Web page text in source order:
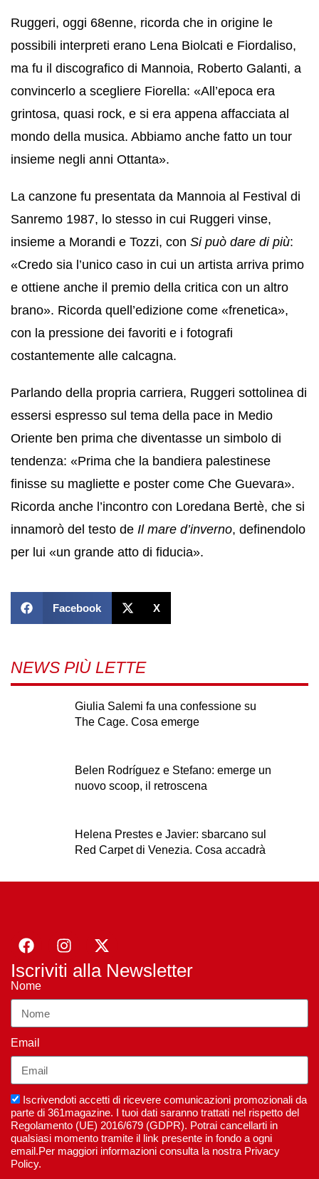
Ruggeri, oggi 68enne, ricorda che in origine le
possibili interpreti erano Lena Biolcati e Fiordaliso,
ma fu il discografico di Mannoia, Roberto Galanti, a
convincerlo a scegliere Fiorella: «All’epoca era
grintosa, quasi rock, e si era appena affacciata al
mondo della musica. Abbiamo anche fatto un tour
insieme negli anni Ottanta».
La canzone fu presentata da Mannoia al Festival di
Sanremo 1987, lo stesso in cui Ruggeri vinse,
insieme a Morandi e Tozzi, con Si può dare di più:
«Credo sia l’unico caso in cui un artista arriva primo
e ottiene anche il premio della critica con un altro
brano». Ricorda quell’edizione come «frenetica»,
con la pressione dei favoriti e i fotografi
costantemente alle calcagna.
Parlando della propria carriera, Ruggeri sottolinea di
essersi espresso sul tema della pace in Medio
Oriente ben prima che diventasse un simbolo di
tendenza: «Prima che la bandiera palestinese
finisse su magliette e poster come Che Guevara».
Ricorda anche l’incontro con Loredana Bertè, che si
innamorò del testo de Il mare d’inverno, definendolo
per lui «un grande atto di fiducia».
Facebook X
NEWS PIÙ LETTE
Giulia Salemi fa una confessione su
The Cage. Cosa emerge
Belen Rodríguez e Stefano: emerge un
nuovo scoop, il retroscena
Helena Prestes e Javier: sbarcano sul
Red Carpet di Venezia. Cosa accadrà
Iscriviti alla Newsletter
Nome
Email
Iscrivendoti accetti di ricevere comunicazioni promozionali da
parte di 361magazine. I tuoi dati saranno trattati nel rispetto del
Regolamento (UE) 2016/679 (GDPR). Potrai cancellarti in
qualsiasi momento tramite il link presente in fondo a ogni
email.Per maggiori informazioni consulta la nostra Privacy
Policy.